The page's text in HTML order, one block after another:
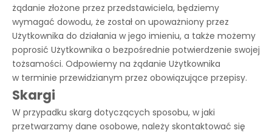
żądanie złożone przez przedstawiciela, będziemy
wymagać dowodu, że został on upoważniony przez
Użytkownika do działania w jego imieniu, a także możemy
poprosić Użytkownika o bezpośrednie potwierdzenie swojej
tożsamości. Odpowiemy na żądanie Użytkownika
w terminie przewidzianym przez obowiązujące przepisy.
Skargi
W przypadku skarg dotyczących sposobu, w jaki
przetwarzamy dane osobowe, należy skontaktować się